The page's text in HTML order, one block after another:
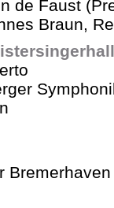
de Faust
Braun,